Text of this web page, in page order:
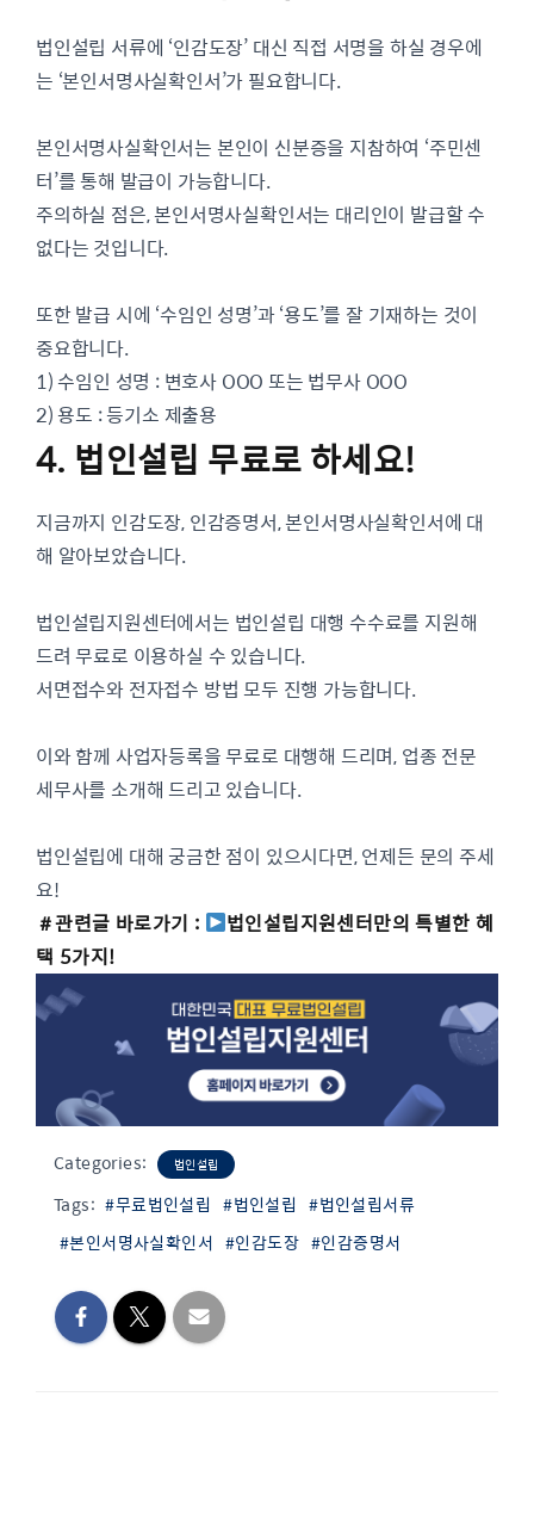
법인설립 서류에 ‘인감도장’ 대신 직접 서명을 하실 경우에
는 ‘본인서명사실확인서’가 필요합니다.
본인서명사실확인서는 본인이 신분증을 지참하여 ‘주민센
터’를 통해 발급이 가능합니다.
주의하실 점은, 본인서명사실확인서는 대리인이 발급할 수
없다는 것입니다.
또한 발급 시에 ‘수임인 성명’과 ‘용도’를 잘 기재하는 것이
중요합니다.
1) 수임인 성명 : 변호사 OOO 또는 법무사 OOO
2) 용도 : 등기소 제출용
4. 법인설립 무료로 하세요!
지금까지 인감도장, 인감증명서, 본인서명사실확인서에 대
해 알아보았습니다.
법인설립지원센터에서는 법인설립 대행 수수료를 지원해
드려 무료로 이용하실 수 있습니다.
서면접수와 전자접수 방법 모두 진행 가능합니다.
이와 함께 사업자등록을 무료로 대행해 드리며, 업종 전문
세무사를 소개해 드리고 있습니다.
법인설립에 대해 궁금한 점이 있으시다면, 언제든 문의 주세
요!
＃관련글 바로가기 :
법인설립지원센터만의 특별한 혜
택 5가지!
Categories: 법인설립
Tags: #무료법인설립 #법인설립 #법인설립서류
#본인서명사실확인서 #인감도장 #인감증명서